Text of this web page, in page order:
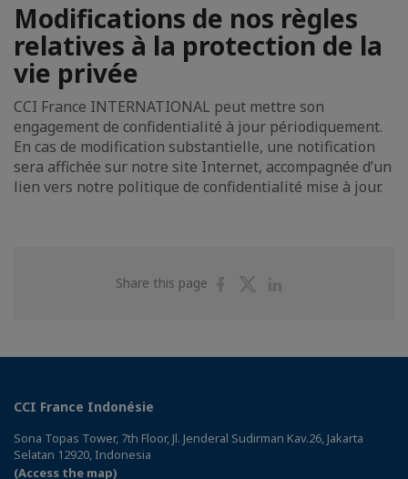
Modifications de nos règles
relatives à la protection de la
vie privée
CCI France INTERNATIONAL peut mettre son
engagement de confidentialité à jour périodiquement.
En cas de modification substantielle, une notification
sera affichée sur notre site Internet, accompagnée d’un
lien vers notre politique de confidentialité mise à jour.
Share this page
ShareShare
CCI France Indonésie
Sona Topas Tower, 7th Floor, Jl. Jenderal Sudirman Kav.26, Jakarta
Selatan 12920, Indonesia
(Access the map)